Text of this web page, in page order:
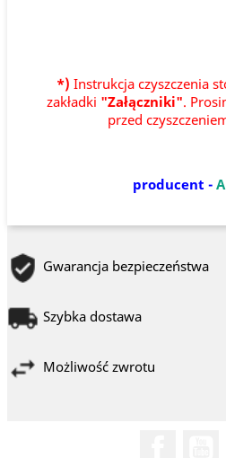
*) Instrukcja czyszczenia
zakładki "Załączniki".
przed
producent -
Gwarancja bezpieczeństwa
Szybka dostawa
Możliwość zwrotu